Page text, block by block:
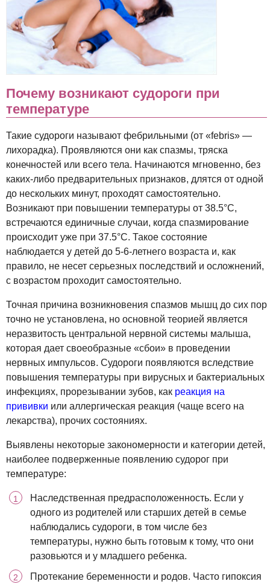
Почему возникают судороги при
температуре
Такие судороги называют фебрильными (от «febris» —
лихорадка). Проявляются они как спазмы, тряска
конечностей или всего тела. Начинаются мгновенно, без
каких-либо предварительных признаков, длятся от одной
до нескольких минут, проходят самостоятельно.
Возникают при повышении температуры от 38.5°С,
встречаются единичные случаи, когда спазмирование
происходит уже при 37.5°С. Такое состояние
наблюдается у детей до 5-6-летнего возраста и, как
правило, не несет серьезных последствий и осложнений,
с возрастом проходит самостоятельно.
Точная причина возникновения спазмов мышц до сих пор
точно не установлена, но основной теорией является
неразвитость центральной нервной системы малыша,
которая дает своеобразные «сбои» в проведении
нервных импульсов. Судороги появляются вследствие
повышения температуры при вирусных и бактериальных
инфекциях, прорезывании зубов, как реакция на
прививки или аллергическая реакция (чаще всего на
лекарства), прочих состояниях.
Выявлены некоторые закономерности и категории детей,
наиболее подверженные появлению судорог при
температуре:
Наследственная предрасположенность. Если у
одного из родителей или старших детей в семье
наблюдались судороги, в том числе без
температуры, нужно быть готовым к тому, что они
разовьются и у младшего ребенка.
Протекание беременности и родов. Часто гипоксия